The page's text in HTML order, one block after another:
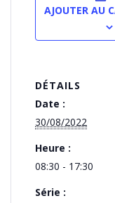
AJOUTER AU
DÉTAILS
Date :
30/08/2022
Heure :
08:30 - 17:30
Série :